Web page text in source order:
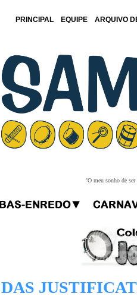
PRINCIPAL EQUIPE ARQUIVO
'O meu sonho de
DAS